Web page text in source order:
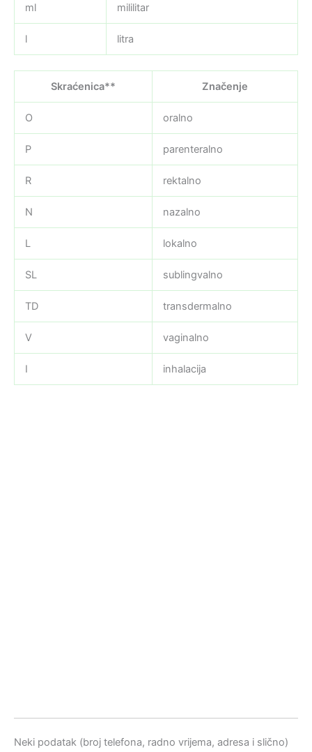
ml mililitar
l litra
Skraćenica** Značenje
O oralno
P parenteralno
R rektalno
N nazalno
L lokalno
SL sublingvalno
TD transdermalno
V vaginalno
I inhalacija
Neki podatak (broj telefona, radno vrijema, adresa i slično)